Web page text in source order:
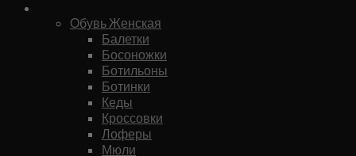
Обувь Женская
Балетки
Босоножки
Ботильоны
Ботинки
Кеды
Кроссовки
Лоферы
Мюли